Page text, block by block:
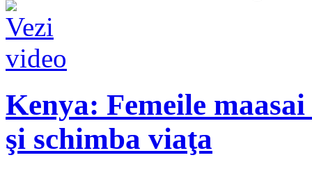
Kenya: Femeile
şi schimba viaţa